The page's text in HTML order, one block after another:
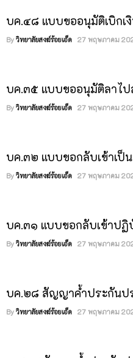
บค.๔๘ แบบขออนุมัติเบิกเ
By วิทยาลัยสงฆ์ร้อยเอ็ด 27 พฤษภาคม
บค.๓๕ แบบขออนุมัติลาไป
By วิทยาลัยสงฆ์ร้อยเอ็ด 27 พฤษภาคม
บค.๓๒ แบบขอกลับเข้าเป็
By วิทยาลัยสงฆ์ร้อยเอ็ด 27 พฤษภาคม
บค.๓๑ แบบขอกลับเข้าปฏิ
By วิทยาลัยสงฆ์ร้อยเอ็ด 27 พฤษภาคม
บค.๒๘ สัญญาค้ำประกันป
By วิทยาลัยสงฆ์ร้อยเอ็ด 27 พฤษภาคม